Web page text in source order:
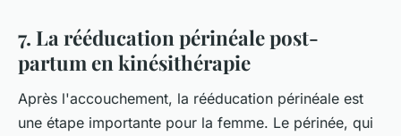
7. La rééducation périnéale post-
partum en kinésithérapie
Après l'accouchement, la rééducation périnéale est
une étape importante pour la femme. Le périnée, qui